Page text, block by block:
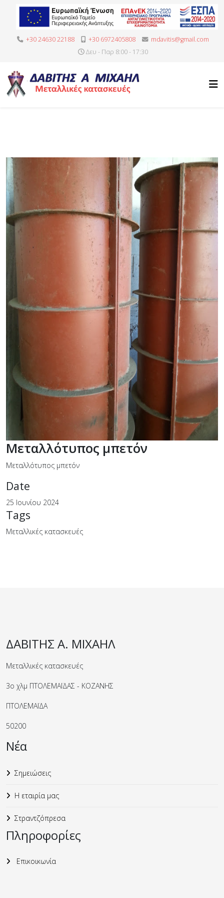
+30 24630 22188 +30 6972405808
mdavitis@gmail.com
Δευ - Παρ 8:00 - 17:30
Μεταλλότυπος μπετόν
Μεταλλότυπος μπετόν
Date
25 Ιουνίου 2024
Tags
Μεταλλικές κατασκευές
ΔΑΒΙΤΗΣ Α. ΜΙΧΑΗΛ
Μεταλλικές κατασκευές
3ο χλμ ΠΤΟΛΕΜΑΪΔΑΣ - ΚΟΖΑΝΗΣ
ΠΤΟΛΕΜΑΪΔΑ
50200
Νέα
Σημειώσεις
Η εταιρία μας
Στραντζόπρεσα
Πληροφορίες
Επικοικωνία